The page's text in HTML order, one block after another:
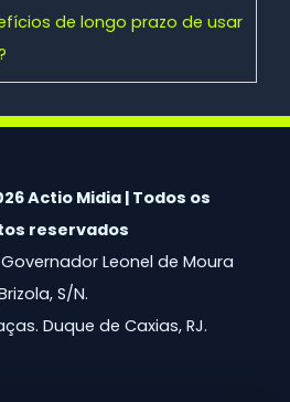
de longo prazo de usar
Actio Midia | Todos os
reservados
Leonel de Moura
S/N.
Duque de Caxias, RJ.